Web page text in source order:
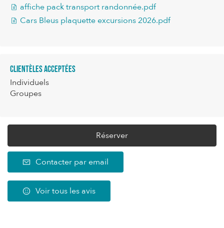
affiche pack transport randonnée.pdf
Cars Bleus plaquette excursions 2026.pdf
Clientèles acceptées
Individuels
Groupes
Réserver
Contacter par email
Voir tous les avis